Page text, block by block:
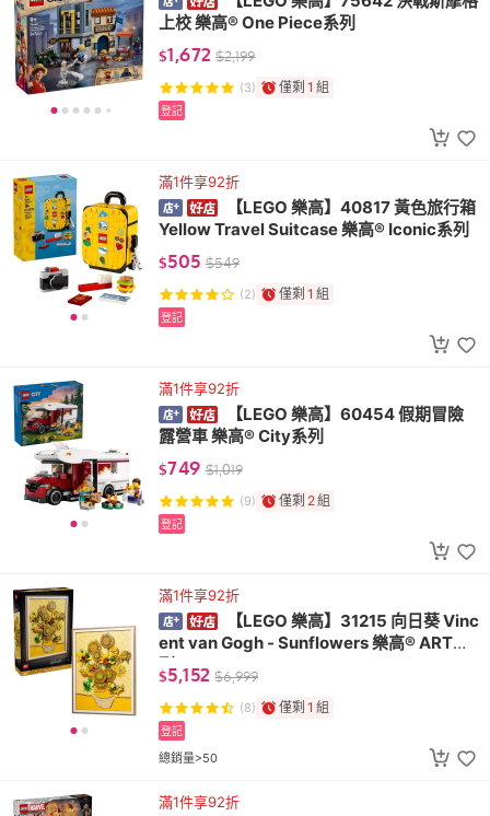
上校 樂高® One Piece系列
$1,672 $2,199
(3) 僅剩 1 組
登記
滿1件享92折
【LEGO 樂高】40817 黃色旅行箱
Yellow Travel Suitcase 樂高® Iconic系列
$505 $549
(2) 僅剩 1 組
登記
滿1件享92折
【LEGO 樂高】60454 假期冒險
露營車 樂高® City系列
$749 $1,019
(9) 僅剩 2組
登記
滿1件享92折
【LEGO 樂高】31215 向日葵 Vinc
ent van Gogh - Sunflowers 樂高® ART系
列
$5,152 $6,999
(8) 僅剩 1 組
總銷量>50
登記
滿1件享92折